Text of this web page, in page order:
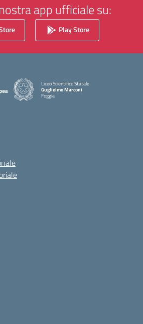
app ufficiale su:
Play Store
Liceo Scientifico Statale
Guglielmo Marconi
Foggia
— Visita la pagina iniziale della scuola